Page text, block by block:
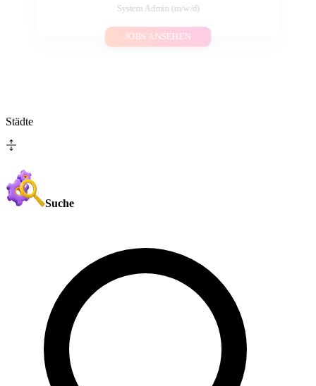
System Admin (m/w/d)
JOBS ANSEHEN
Städte
Suche